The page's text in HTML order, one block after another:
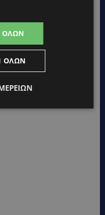
ΌΛΩΝ
ΌΛΩΝ